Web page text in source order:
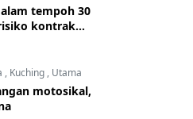
tempoh 30
kontrak
, Kuching , Utama
motosikal,